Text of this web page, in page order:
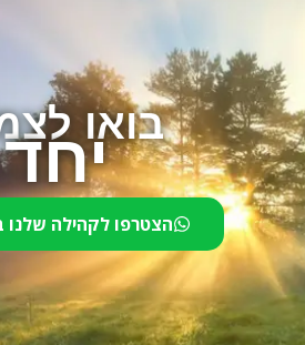
בואויחד
הצטרפו לקהילה שלנו